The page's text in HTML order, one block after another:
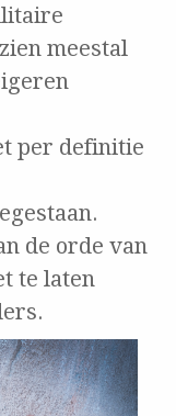
meestal
per definitie
de orde van
te laten